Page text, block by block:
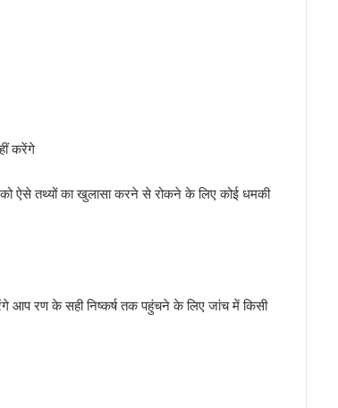
करेंगे
ऐसे तथ्यों का खुलासा करने से रोकने के लिए कोई धमकी
आप रण के सही निष्कर्ष तक पहुंचने के लिए जांच में किसी